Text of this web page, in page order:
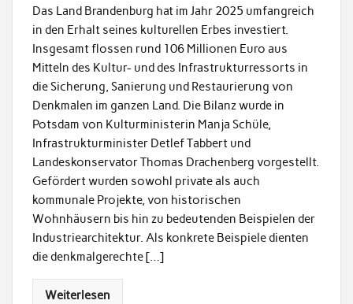
Das Land Brandenburg hat im Jahr 2025 umfangreich
in den Erhalt seines kulturellen Erbes investiert.
Insgesamt flossen rund 106 Millionen Euro aus
Mitteln des Kultur- und des Infrastrukturressorts in
die Sicherung, Sanierung und Restaurierung von
Denkmalen im ganzen Land. Die Bilanz wurde in
Potsdam von Kulturministerin Manja Schüle,
Infrastrukturminister Detlef Tabbert und
Landeskonservator Thomas Drachenberg vorgestellt.
Gefördert wurden sowohl private als auch
kommunale Projekte, von historischen
Wohnhäusern bis hin zu bedeutenden Beispielen der
Industriearchitektur. Als konkrete Beispiele dienten
die denkmalgerechte […]
Weiterlesen